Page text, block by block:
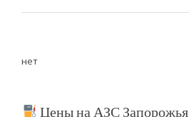
нет
Цены на АЗС Запорожья